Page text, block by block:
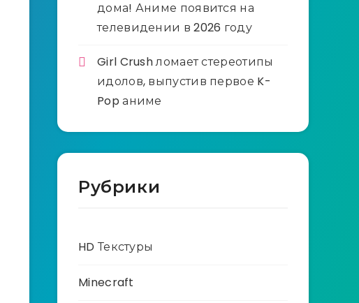
дома! Аниме появится на
телевидении в 2026 году
Girl Crush ломает стереотипы
идолов, выпустив первое K-
Pop аниме
Рубрики
HD Текстуры
Minecraft